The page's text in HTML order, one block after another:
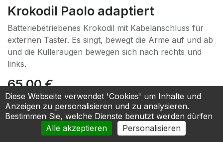
Krokodil Paolo adaptiert
Batteriebetriebenes Krokodil mit Kabelanschluss für
externen Taster. Es singt, bewegt die Arme auf und ab
und die Kulleraugen bewegen sich nach rechts und
links.
65,00€
In den Warenkorb
Zur Anfrage hinzufügen
Diese Webseite verwendet 'Cookies' um Inhalte und
Anzeigen zu personalisieren und zu analysieren.
Bestimmen Sie, welche Dienste benutzt werden dürfen
Alle akzeptieren
Personalisieren